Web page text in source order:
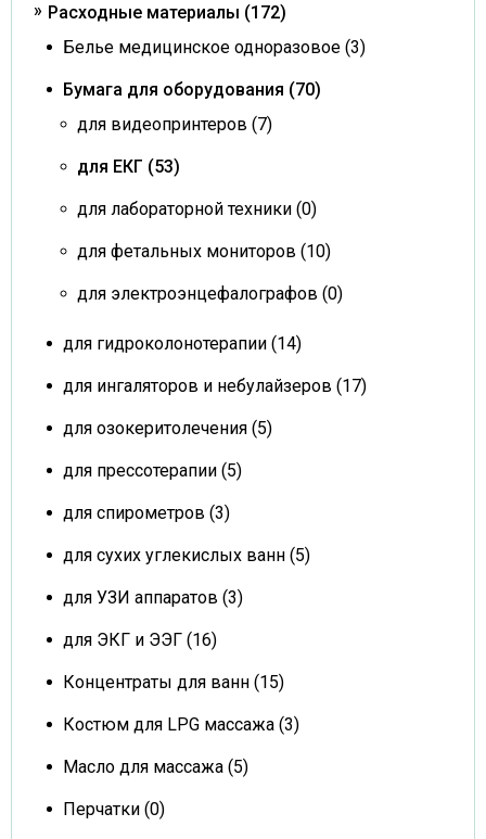
Расходные материалы (172)
Белье медицинское одноразовое (3)
Бумага для оборудования (70)
для видеопринтеров (7)
для ЕКГ (53)
для лабораторной техники (0)
для фетальных мониторов (10)
для электроэнцефалографов (0)
для гидроколонотерапии (14)
для ингаляторов и небулайзеров (17)
для озокеритолечения (5)
для прессотерапии (5)
для спирометров (3)
для сухих углекислых ванн (5)
для УЗИ аппаратов (3)
для ЭКГ и ЭЭГ (16)
Концентраты для ванн (15)
Костюм для LPG массажа (3)
Масло для массажа (5)
Перчатки (0)